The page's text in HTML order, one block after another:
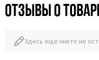
Отзывы о
Здесь еще никто не